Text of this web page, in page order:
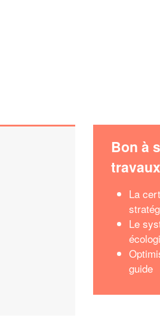
Bon à
travaux
La
Le
guide